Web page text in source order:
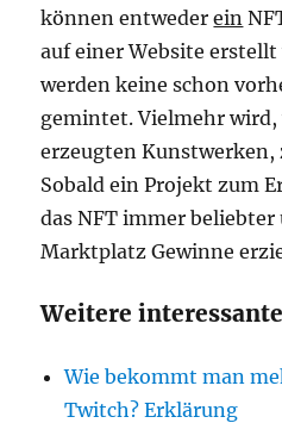
können entwederein
auf einer Website erstellt
werden keine schon
gemintet. Vielmehr wird,
erzeugten
Sobald ein Projekt zum
das NFT immer
Marktplatz Gewinne
Weitere
Wie bekommt man
Twitch? Erklärung